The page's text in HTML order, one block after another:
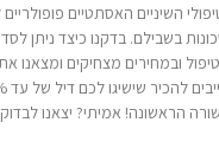
השיניים האסתטיים
בשבילם. בדקנו כיצד ניתן
ובמחירים מצחיקים ומצאנו
הראשונה! אמיתי? יצאנו לבדוק